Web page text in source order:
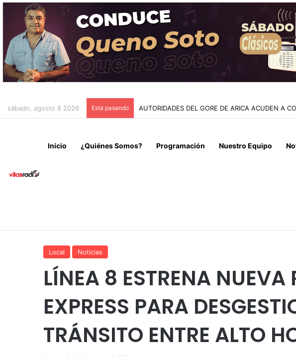
sábado, agosto 8 2026 Está pasando RETIRARÁN CABLES EN DESUSO EN IQUIQUE:
Inicio ¿Quiénes Somos? Programación Nuestro Equipo
Local Noticias
LÍNEA 8 ESTRENA NUEVA
EXPRESS PARA
TRÁNSITO ENTRE ALTO